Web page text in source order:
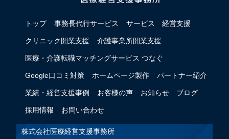
トップ 事務長代行サービス サービス 経営支援
クリニック開業支援 介護事業所開業支援
医療・介護転職マッチングサービス つなぐ
Google口コミ対策 ホームページ製作 パートナー紹介
業績・経営支援事例 お客様の声 お知らせ ブログ
採用情報 お問い合わせ
株式会社医療経営支援事務所